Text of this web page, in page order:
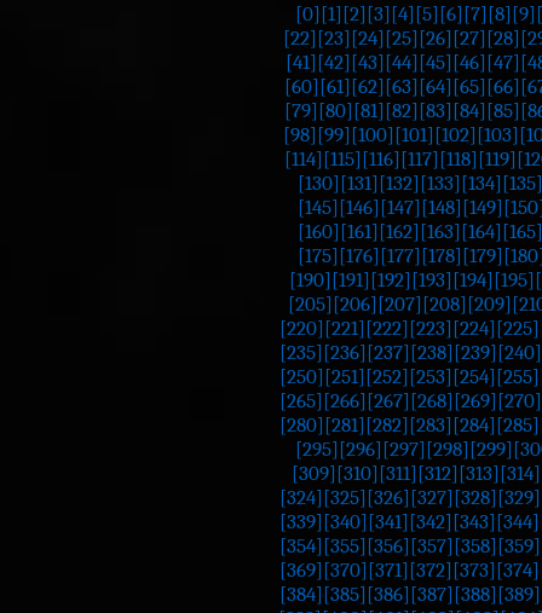
[0] [1] [2] [3] [4] [5] [6] [7] [8] [9]
[22] [23] [24] [25] [26] [27] [28]
[41] [42] [43] [44] [45] [46] [47]
[60] [61] [62] [63] [64] [65] [66]
[79] [80] [81] [82] [83] [84] [85]
[98] [99] [100] [101] [102] [103]
[114] [115] [116] [117] [118] [119]
[130] [131] [132] [133] [134] [135]
[145] [146] [147] [148] [149]
[160] [161] [162] [163] [164] [165]
[175] [176] [177] [178] [179]
[190] [191] [192] [193] [194] [195]
[205] [206] [207] [208] [209]
[220] [221] [222] [223] [224] [225]
[235] [236] [237] [238] [239] [240]
[250] [251] [252] [253] [254] [255]
[265] [266] [267] [268] [269] [270]
[280] [281] [282] [283] [284] [285]
[295] [296] [297] [298] [299]
[309] [310] [311] [312] [313] [314]
[324] [325] [326] [327] [328] [329]
[339] [340] [341] [342] [343] [344]
[354] [355] [356] [357] [358] [359]
[369] [370] [371] [372] [373] [374]
[384] [385] [386] [387] [388] [389]